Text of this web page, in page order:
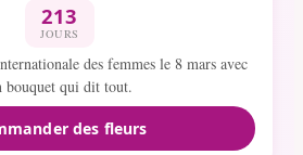
213
JOURS
des femmes le 8 mars avec
bouquet qui dit tout.
des fleurs